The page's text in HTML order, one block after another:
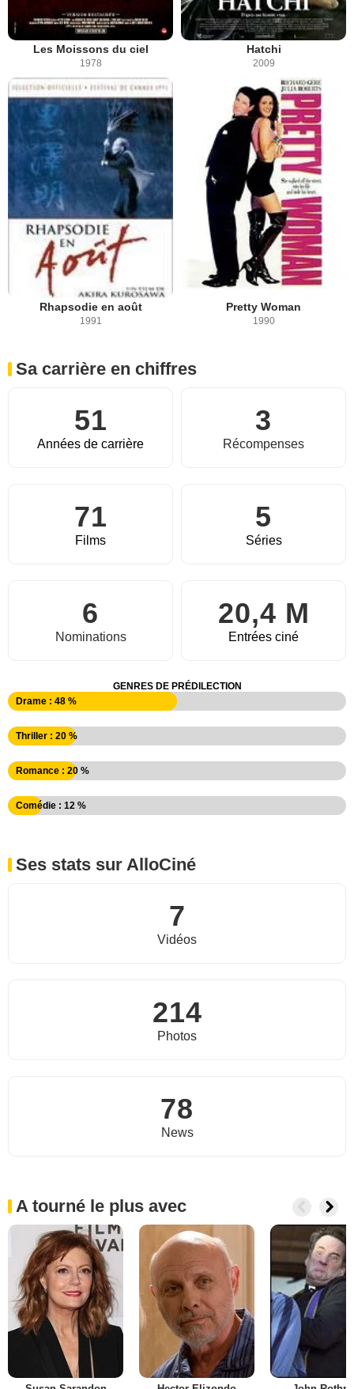
Les Moissons du ciel
1978
Hatchi
2009
Rhapsodie en août
1991
Pretty Woman
1990
Sa carrière en chiffres
51
Années de carrière
3
Récompenses
71
Films
5
Séries
6
Nominations
20,4 M
Entrées ciné
GENRES DE PRÉDILECTION
Drame : 48 %
Thriller : 20 %
Romance : 20 %
Comédie : 12 %
Ses stats sur AlloCiné
7
Vidéos
214
Photos
78
News
A tourné le plus avec